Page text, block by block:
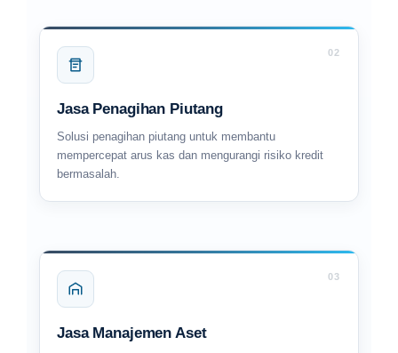
02
Jasa Penagihan Piutang
Solusi penagihan piutang untuk membantu
mempercepat arus kas dan mengurangi risiko kredit
bermasalah.
03
Jasa Manajemen Aset